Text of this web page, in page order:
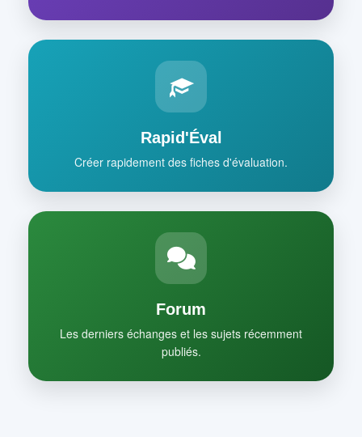
Rapid'Éval
Créer rapidement des fiches d'évaluation.
Forum
Les derniers échanges et les sujets récemment
publiés.